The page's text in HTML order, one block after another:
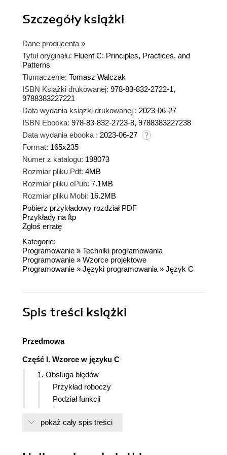
Szczegółyksiążki
Dane producenta »
Tytuł oryginału: Fluent C: Principles, Practices, and
Patterns
Tłumaczenie: Tomasz Walczak
ISBN Książki drukowanej: 978-83-832-2722-1,
9788383227221
Data wydania książki drukowanej : 2023-06-27
ISBN Ebooka: 978-83-832-2723-8, 9788383227238
Data wydania ebooka : 2023-06-27
Format: 165x235
Numer z katalogu: 198073
Rozmiar pliku Pdf: 4MB
Rozmiar pliku ePub: 7.1MB
Rozmiar pliku Mobi: 16.2MB
Pobierz przykładowy rozdział PDF
Przykłady na ftp
Zgłoś erratę
Kategorie:
Programowanie » Techniki programowania
Programowanie » Wzorce projektowe
Programowanie » Języki programowania » Język C
Spis treści książki
Przedmowa
Część I. Wzorce w języku C
1. Obsługa błędów
Przykład roboczy
Podział funkcji
Problem
pokaż cały spis treści